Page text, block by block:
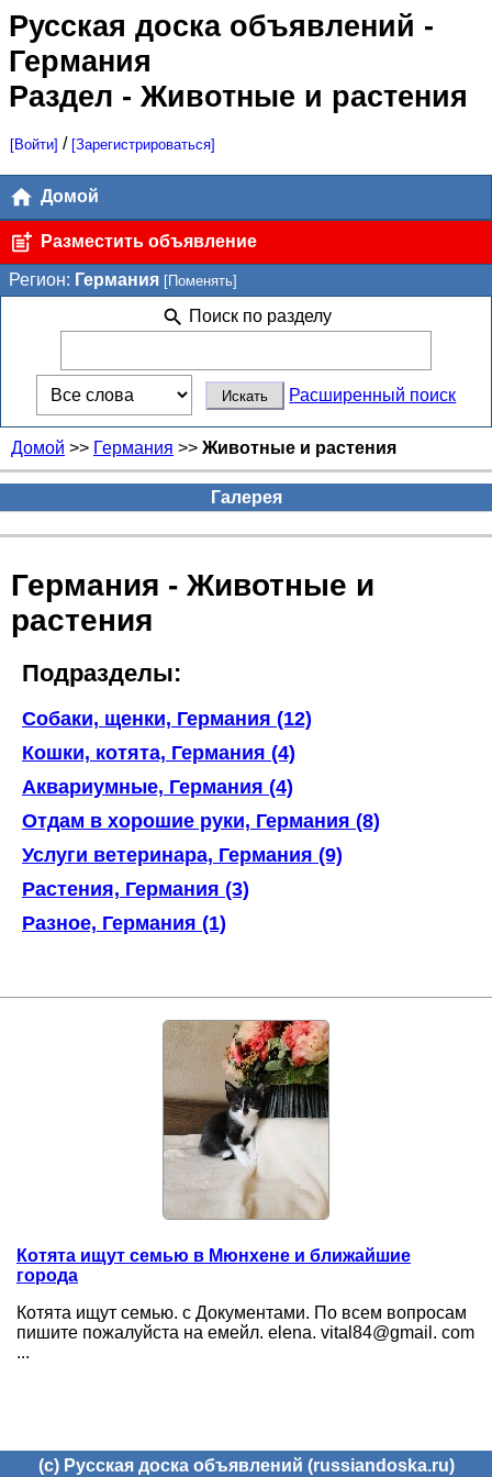
Русская доска объявлений -
Германия
Раздел - Животные и растения
[Войти] / [Зарегистрироваться]
Домой
Разместить объявление
Регион: Германия [Поменять]
Поиск по разделу
Расширенный поиск
Домой >> Германия >> Животные и растения
Галерея
Германия - Животные и
растения
Подразделы:
Собаки, щенки, Германия (12)
Кошки, котята, Германия (4)
Аквариумные, Германия (4)
Отдам в хорошие руки, Германия (8)
Услуги ветеринара, Германия (9)
Растения, Германия (3)
Разное, Германия (1)
Котята ищут семью в Мюнхене и ближайшие
города
Котята ищут семью. с Документами. По всем вопросам
пишите пожалуйста на емейл. elena. vital84@gmail. com
...
(c) Русская доска объявлений (russiandoska.ru)